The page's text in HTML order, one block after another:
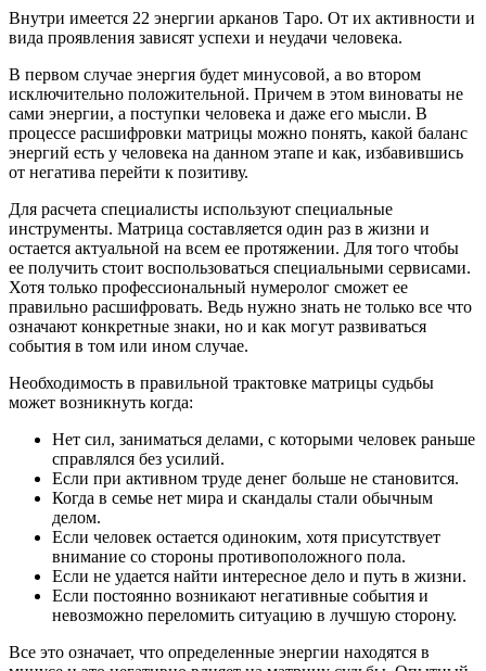
Внутри имеется 22 энергии арканов Таро. От их активности и
вида проявления зависят успехи и неудачи человека.
В первом случае энергия будет минусовой, а во втором
исключительно положительной. Причем в этом виноваты не
сами энергии, а поступки человека и даже его мысли. В
процессе расшифровки матрицы можно понять, какой баланс
энергий есть у человека на данном этапе и как, избавившись
от негатива перейти к позитиву.
Для расчета специалисты используют специальные
инструменты. Матрица составляется один раз в жизни и
остается актуальной на всем ее протяжении. Для того чтобы
ее получить стоит воспользоваться специальными сервисами.
Хотя только профессиональный нумеролог сможет ее
правильно расшифровать. Ведь нужно знать не только все что
означают конкретные знаки, но и как могут развиваться
события в том или ином случае.
Необходимость в правильной трактовке матрицы судьбы
может возникнуть когда:
Нет сил, заниматься делами, с которыми человек раньше
справлялся без усилий.
Если при активном труде денег больше не становится.
Когда в семье нет мира и скандалы стали обычным
делом.
Если человек остается одиноким, хотя присутствует
внимание со стороны противоположного пола.
Если не удается найти интересное дело и путь в жизни.
Если постоянно возникают негативные события и
невозможно переломить ситуацию в лучшую сторону.
Все это означает, что определенные энергии находятся в